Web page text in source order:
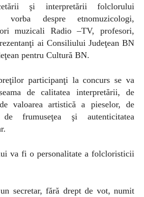
şi interpretării folclorului
vorba despre etnomuzicologi,
muzicali Radio –TV, profesori,
ai Consiliului Judeţean BN
pentru Cultură BN.
participanţi la concurs se va
de calitatea interpretării, de
valoarea artistică a pieselor, de
frumuseţea şi autenticitatea
va fi o personalitate a folcloristicii
secretar, fără drept de vot, numit